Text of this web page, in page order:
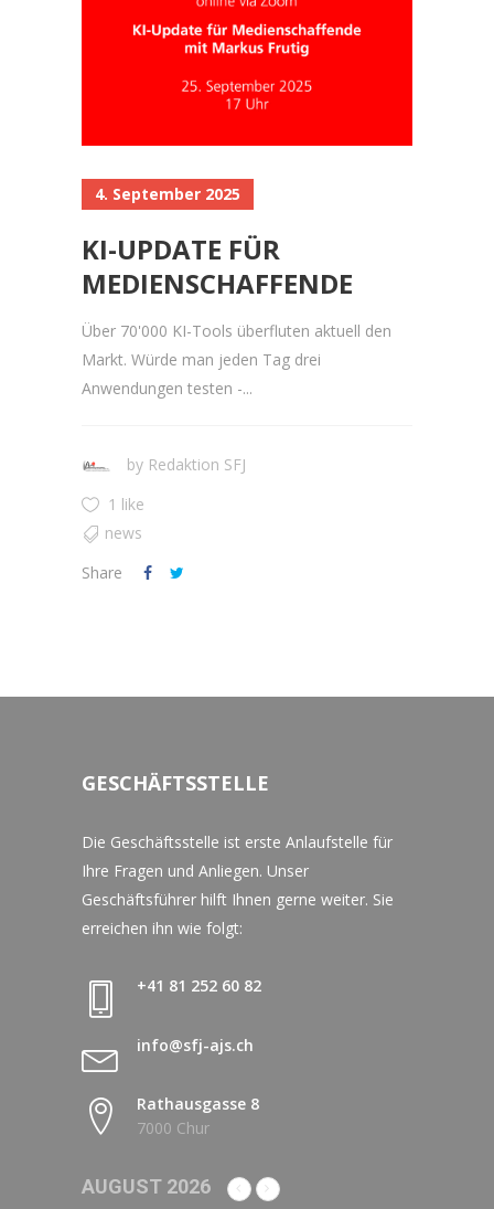
4. September 2025
KI-UPDATE FÜR
MEDIENSCHAFFENDE
Über 70'000 KI-Tools überfluten aktuell den
Markt. Würde man jeden Tag drei
Anwendungen testen -...
by Redaktion SFJ
1 like
news
Share
GESCHÄFTSSTELLE
Die Geschäftsstelle ist erste Anlaufstelle für
Ihre Fragen und Anliegen. Unser
Geschäftsführer hilft Ihnen gerne weiter. Sie
erreichen ihn wie folgt:
+41 81 252 60 82
info@sfj-ajs.ch
Rathausgasse 8
7000 Chur
AUGUST 2026